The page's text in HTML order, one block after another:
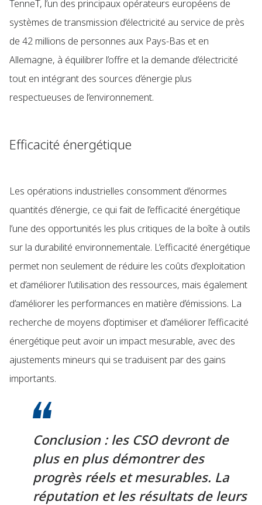
TenneT, l’un des principaux opérateurs européens de
systèmes de transmission d’électricité au service de près
de 42 millions de personnes aux Pays-Bas et en
Allemagne, à équilibrer l’offre et la demande d’électricité
tout en intégrant des sources d’énergie plus
respectueuses de l’environnement.
Efficacité énergétique
Les opérations industrielles consomment d’énormes
quantités d’énergie, ce qui fait de l’efficacité énergétique
l’une des opportunités les plus critiques de la boîte à outils
sur la durabilité environnementale. L’efficacité énergétique
permet non seulement de réduire les coûts d’exploitation
et d’améliorer l’utilisation des ressources, mais également
d’améliorer les performances en matière d’émissions. La
recherche de moyens d’optimiser et d’améliorer l’efficacité
énergétique peut avoir un impact mesurable, avec des
ajustements mineurs qui se traduisent par des gains
importants.
Conclusion : les CSO devront de
plus en plus démontrer des
progrès réels et mesurables. La
réputation et les résultats de leurs